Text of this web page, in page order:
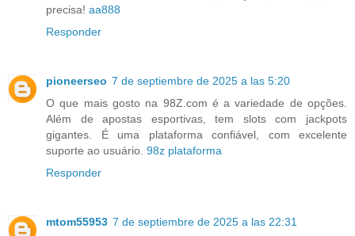
precisa! aa888
Responder
pioneerseo 7 de septiembre de 2025 a las 5:20
O que mais gosto na 98Z.com é a variedade de opções.
Além de apostas esportivas, tem slots com jackpots
gigantes. É uma plataforma confiável, com excelente
suporte ao usuário. 98z plataforma
Responder
mtom55953 7 de septiembre de 2025 a las 22:31